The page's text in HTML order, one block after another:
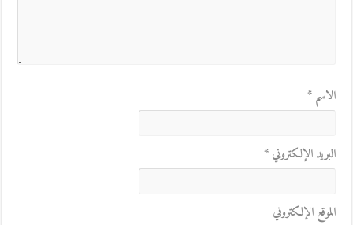
الاسم*
البريد الإلكتروني*
الموقع الإلكتروني